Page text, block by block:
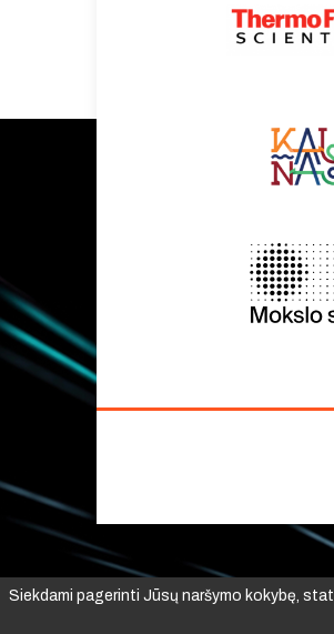
Siekdami pagerinti Jūsų naršymo kokybę,